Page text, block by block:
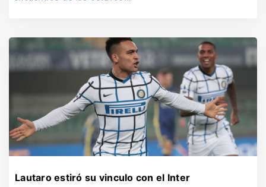
Lautaro estiró su vinculo con el Inter